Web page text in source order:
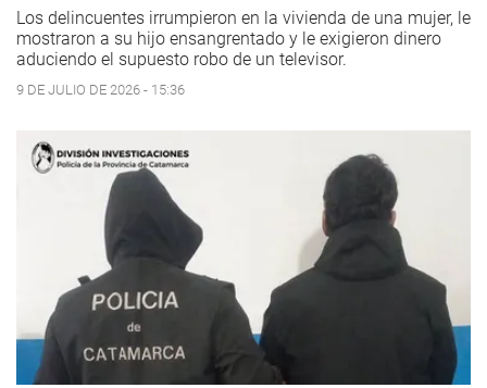
Los delincuentes irrumpieron en la vivienda de una mujer, le
mostraron a su hijo ensangrentado y le exigieron dinero
aduciendo el supuesto robo de un televisor.
9 DE JULIO DE 2026 - 15:36